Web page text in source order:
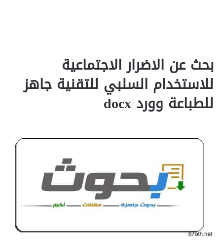
بحث عن الاضرار الاجتماعية
للاستخدام السلبي للتقنية جاهز
للطباعة وورد docx‎